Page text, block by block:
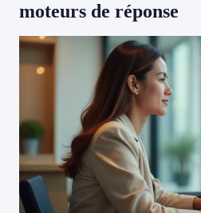
moteurs de réponse